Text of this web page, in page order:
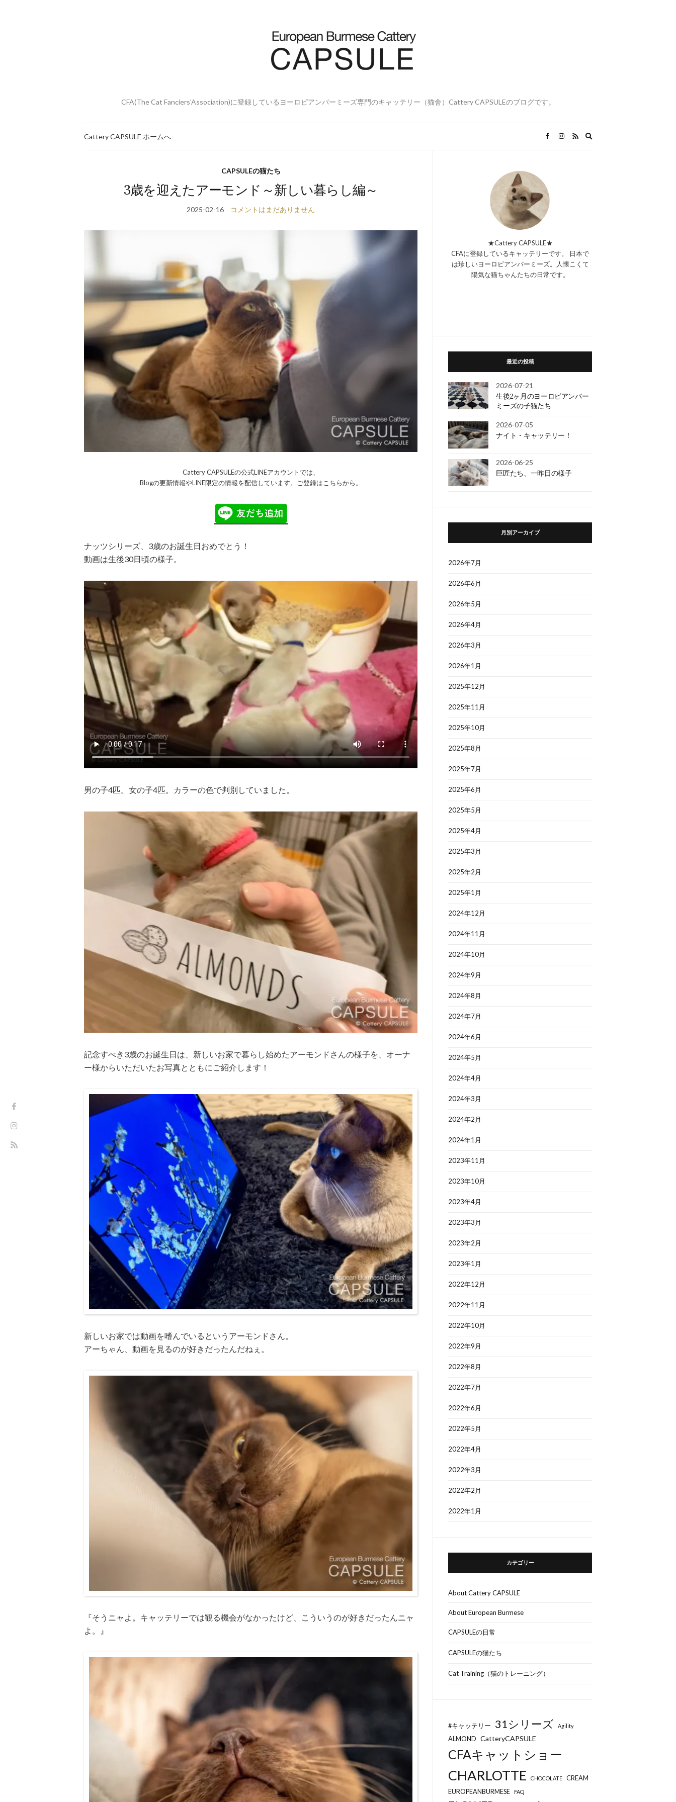
CFA(The Cat Fanciers'Association)に登録しているヨーロピアンバーミーズ専門のキャッテリー（猫舎）Cattery CAPSULEのブログです。
Cattery CAPSULE ホームへ
CAPSULEの猫たち
3歳を迎えたアーモンド～新しい暮らし編～
2025-02-16 コメントはまだありません
Cattery CAPSULEの公式LINEアカウントでは、
Blogの更新情報やLINE限定の情報を配信しています。ご登録はこちらから。
ナッツシリーズ、3歳のお誕生日おめでとう！
動画は生後30日頃の様子。
男の子4匹。女の子4匹。カラーの色で判別していました。
記念すべき3歳のお誕生日は、新しいお家で暮らし始めたアーモンドさんの様子を、オーナ
ー様からいただいたお写真とともにご紹介します！
新しいお家では動画を嗜んでいるというアーモンドさん。
アーちゃん、動画を見るのが好きだったんだねぇ。
『そうニャよ。キャッテリーでは観る機会がなかったけど、こういうのが好きだったんニャ
よ。』
★Cattery CAPSULE★
CFAに登録しているキャッテリーです。 日本で
は珍しいヨーロピアンバーミーズ。人懐こくて
陽気な猫ちゃんたちの日常です。
最近の投稿
2026-07-21
生後2ヶ月のヨーロピアンバー
ミーズの子猫たち
2026-07-05
ナイト・キャッテリー！
2026-06-25
巨匠たち、一昨日の様子
月別アーカイブ
2026年7月
2026年6月
2026年5月
2026年4月
2026年3月
2026年1月
2025年12月
2025年11月
2025年10月
2025年8月
2025年7月
2025年6月
2025年5月
2025年4月
2025年3月
2025年2月
2025年1月
2024年12月
2024年11月
2024年10月
2024年9月
2024年8月
2024年7月
2024年6月
2024年5月
2024年4月
2024年3月
2024年2月
2024年1月
2023年11月
2023年10月
2023年4月
2023年3月
2023年2月
2023年1月
2022年12月
2022年11月
2022年10月
2022年9月
2022年8月
2022年7月
2022年6月
2022年5月
2022年4月
2022年3月
2022年2月
2022年1月
カテゴリー
About Cattery CAPSULE
About European Burmese
CAPSULEの日常
CAPSULEの猫たち
Cat Training（猫のトレーニング）
#キャッテリー 31シリーズ Agility
ALMOND CatteryCAPSULE
CFAキャットショー
CHARLOTTE CHOCOLATE
CREAM
EUROPEANBURMESE
FAQ